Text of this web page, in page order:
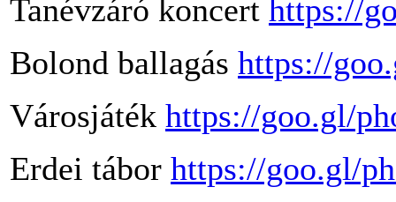
Tanévzáró koncert https://
Bolond ballagás https://
Városjáték https://goo.gl/
Erdei tábor https://goo.gl/